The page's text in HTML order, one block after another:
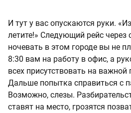
И тут у вас опускаются руки.
летите!» Следующий рейс через
ночевать в этом городе вы не
8:30 вам на работу в офис, а
всех присутствовать на важной
Дальше попытка справиться с
Возможно, слезы.
ставят на место, грозятся